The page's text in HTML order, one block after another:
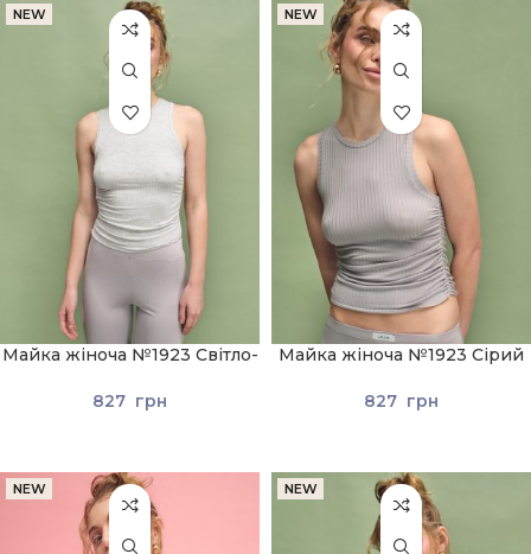
NEW
Майка жіноча №1923 Світло-
827 грн
NEW
Майка жіноча №1923 Сірий
827 грн
NEW NEW